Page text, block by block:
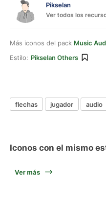
Pikselan
Ver todos los
Más iconos del pack Music
Estilo: Pikselan Others
flechas jugador audio
Iconos con el mismo
Ver más